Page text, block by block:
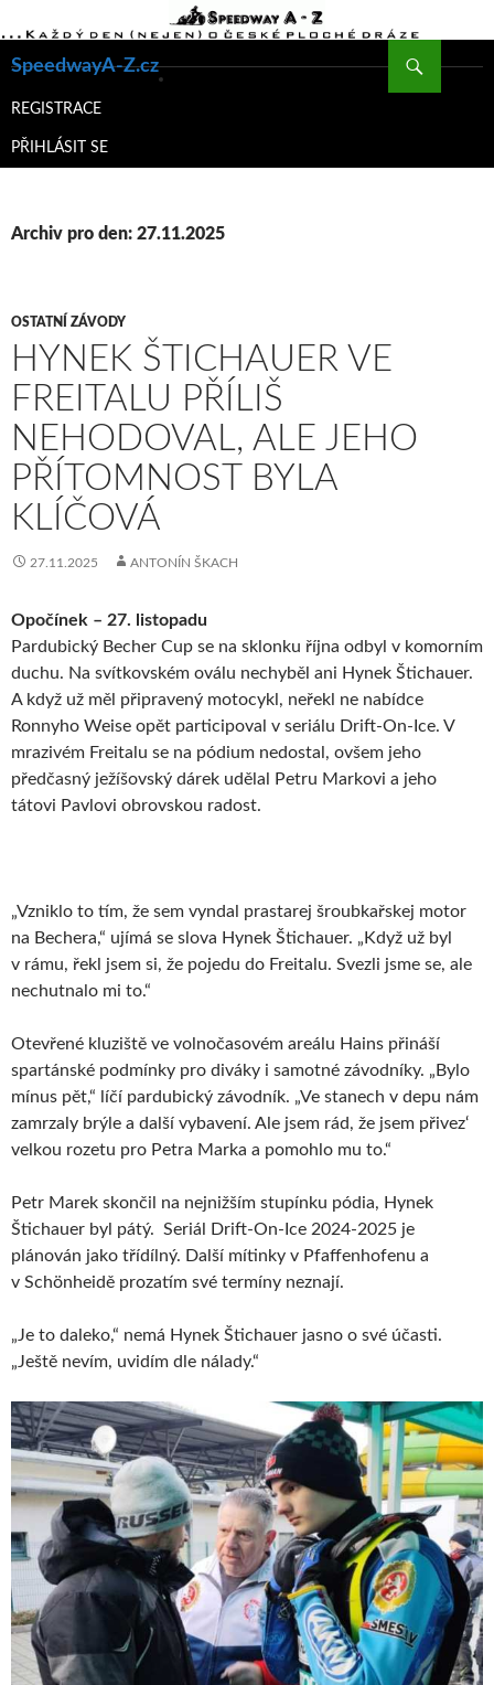
SpeedwayA-Z.cz
K
WEBU
REGISTRACE
PŘIHLÁSIT SE
Archiv pro den: 27.11.2025
OSTATNÍ ZÁVODY
HYNEK ŠTICHAUER VE
FREITALU PŘÍLIŠ
NEHODOVAL, ALE JEHO
PŘÍTOMNOST BYLA
KLÍČOVÁ
27.11.2025 ANTONÍN ŠKACH
Opočínek – 27. listopadu
Pardubický Becher Cup se na sklonku října odbyl v komorním
duchu. Na svítkovském oválu nechyběl ani Hynek Štichauer.
A když už měl připravený motocykl, neřekl ne nabídce
Ronnyho Weise opět participoval v seriálu Drift-On-Ice. V
mrazivém Freitalu se na pódium nedostal, ovšem jeho
předčasný ježíšovský dárek udělal Petru Markovi a jeho
tátovi Pavlovi obrovskou radost.
„Vzniklo to tím, že sem vyndal prastarej šroubkařskej motor
na Bechera,“ ujímá se slova Hynek Štichauer. „Když už byl
v rámu, řekl jsem si, že pojedu do Freitalu. Svezli jsme se, ale
nechutnalo mi to.“
Otevřené kluziště ve volnočasovém areálu Hains přináší
spartánské podmínky pro diváky i samotné závodníky. „Bylo
mínus pět,“ líčí pardubický závodník. „Ve stanech v depu nám
zamrzaly brýle a další vybavení. Ale jsem rád, že jsem přivez‘
velkou rozetu pro Petra Marka a pomohlo mu to.“
Petr Marek skončil na nejnižším stupínku pódia, Hynek
Štichauer byl pátý. Seriál Drift-On-Ice 2024-2025 je
plánován jako třídílný. Další mítinky v Pfaffenhofenu a
v Schönheidě prozatím své termíny neznají.
„Je to daleko,“ nemá Hynek Štichauer jasno o své účasti.
„Ještě nevím, uvidím dle nálady.“